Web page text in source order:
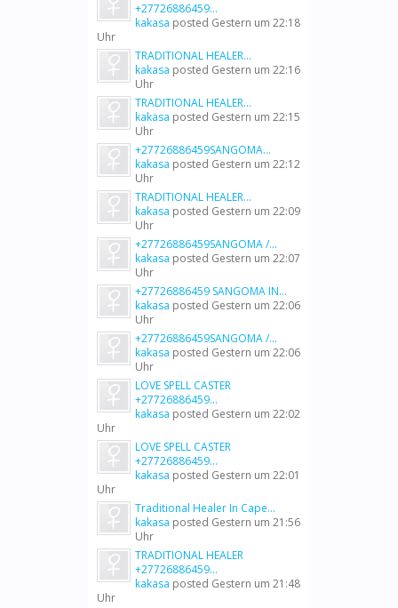
+27726886459...
kakasa posted Gestern um 22:18
Uhr
TRADITIONAL HEALER...
kakasa posted Gestern um 22:16
Uhr
TRADITIONAL HEALER...
kakasa posted Gestern um 22:15
Uhr
+27726886459SANGOMA...
kakasa posted Gestern um 22:12
Uhr
TRADITIONAL HEALER...
kakasa posted Gestern um 22:09
Uhr
+27726886459SANGOMA /...
kakasa posted Gestern um 22:07
Uhr
+27726886459 SANGOMA IN...
kakasa posted Gestern um 22:06
Uhr
+27726886459SANGOMA /...
kakasa posted Gestern um 22:06
Uhr
LOVE SPELL CASTER
+27726886459...
kakasa posted Gestern um 22:02
Uhr
LOVE SPELL CASTER
+27726886459...
kakasa posted Gestern um 22:01
Uhr
Traditional Healer In Cape...
kakasa posted Gestern um 21:56
Uhr
TRADITIONAL HEALER
+27726886459...
kakasa posted Gestern um 21:48
Uhr